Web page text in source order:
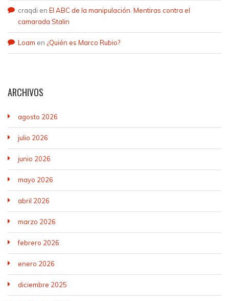
craqdi en El ABC de la manipulación. Mentiras contra el
camarada Stalin
Loam en ¿Quién es Marco Rubio?
ARCHIVOS
agosto 2026
julio 2026
junio 2026
mayo 2026
abril 2026
marzo 2026
febrero 2026
enero 2026
diciembre 2025